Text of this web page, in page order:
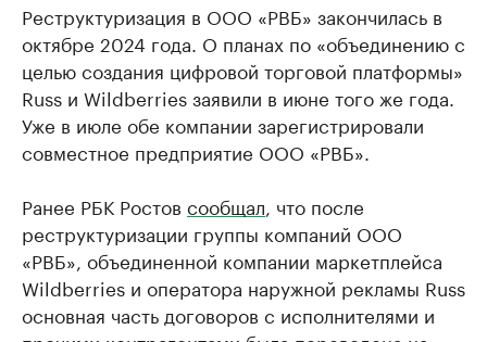
Реструктуризация в ООО «РВБ» закончилась в
октябре 2024 года. О планах по «объединению с
целью создания цифровой торговой платформы»
Russ и Wildberries заявили в июне того же года.
Уже в июле обе компании зарегистрировали
совместное предприятие ООО «РВБ».
Ранее РБК Ростов сообщал , что после
реструктуризации группы компаний ООО
«РВБ», объединенной компании маркетплейса
Wildberries и оператора наружной рекламы Russ
основная часть договоров с исполнителями и